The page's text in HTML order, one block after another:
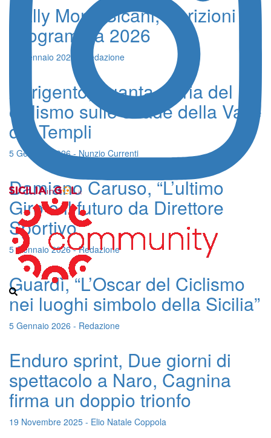
Rally Monti Sicani, Iscrizioni e
Programma 2026
30 Gennaio 2026 - Redazione
Agrigento, quanta storia del
ciclismo sulle strade della Valle
dei Templi
5 Gennaio 2026 - Nunzio Currenti
Damiano Caruso, “L’ultimo
Giro e il futuro da Direttore
Sportivo”
5 Gennaio 2026 - Redazione
Guardì, “L’Oscar del Ciclismo
nei luoghi simbolo della Sicilia”
5 Gennaio 2026 - Redazione
Enduro sprint, Due giorni di
spettacolo a Naro, Cagnina
firma un doppio trionfo
19 Novembre 2025 - Elio Natale Coppola